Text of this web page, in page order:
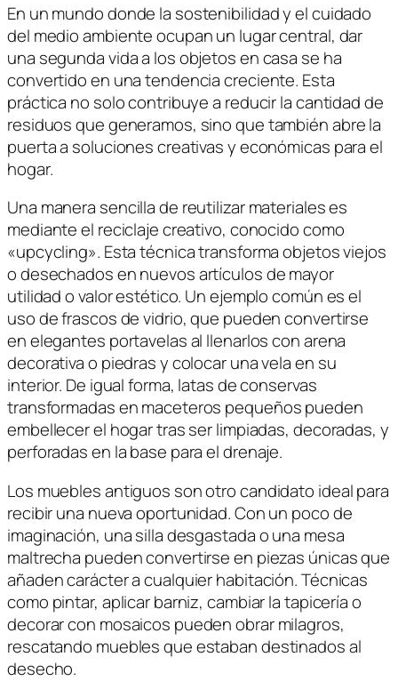
En un mundo donde la sostenibilidad y el cuidado
del medio ambiente ocupan un lugar central, dar
una segunda vida a los objetos en casa se ha
convertido en una tendencia creciente. Esta
práctica no solo contribuye a reducir la cantidad de
residuos que generamos, sino que también abre la
puerta a soluciones creativas y económicas para el
hogar.
Una manera sencilla de reutilizar materiales es
mediante el reciclaje creativo, conocido como
«upcycling». Esta técnica transforma objetos viejos
o desechados en nuevos artículos de mayor
utilidad o valor estético. Un ejemplo común es el
uso de frascos de vidrio, que pueden convertirse
en elegantes portavelas al llenarlos con arena
decorativa o piedras y colocar una vela en su
interior. De igual forma, latas de conservas
transformadas en maceteros pequeños pueden
embellecer el hogar tras ser limpiadas, decoradas, y
perforadas en la base para el drenaje.
Los muebles antiguos son otro candidato ideal para
recibir una nueva oportunidad. Con un poco de
imaginación, una silla desgastada o una mesa
maltrecha pueden convertirse en piezas únicas que
añaden carácter a cualquier habitación. Técnicas
como pintar, aplicar barniz, cambiar la tapicería o
decorar con mosaicos pueden obrar milagros,
rescatando muebles que estaban destinados al
desecho.